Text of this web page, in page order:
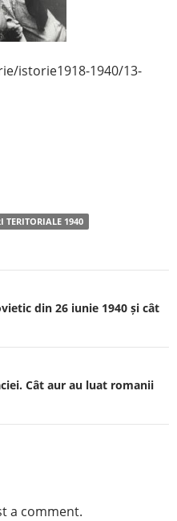
istorie1918-1940/13-
TERITORIALE 1940
din 26 iunie 1940 și cât
Cât aur au luat romanii
a comment.